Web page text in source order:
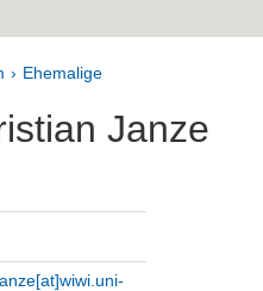
Ehemalige
Janze